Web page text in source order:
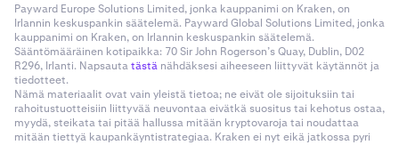
Payward Europe Solutions Limited, jonka kauppanimi on Kraken, on
Irlannin keskuspankin säätelemä. Payward Global Solutions Limited, jonka
kauppanimi on Kraken, on Irlannin keskuspankin säätelemä.
Sääntömääräinen kotipaikka: 70 Sir John Rogerson’s Quay, Dublin, D02
R296, Irlanti. Napsautatästä nähdäksesi aiheeseen liittyvät käytännöt ja
tiedotteet.
Nämä materiaalit ovat vain yleistä tietoa; ne eivät ole sijoituksiin tai
rahoitustuotteisiin liittyvää neuvontaa eivätkä suositus tai kehotus ostaa,
myydä, steikata tai pitää hallussa mitään kryptovaroja tai noudattaa
mitään tiettyä kaupankäyntistrategiaa. Kraken ei nyt eikä jatkossa pyri